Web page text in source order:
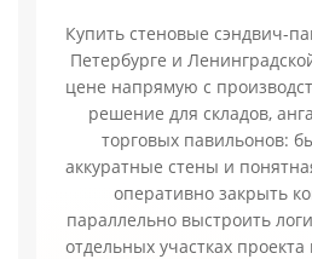
Купить стеновые сэндвич-
Петербурге и
цене напрямую с
решение для складов,
торговых павильонов:
аккуратные стены и
оперативно закрыть
параллельно выстроить
отдельных участках